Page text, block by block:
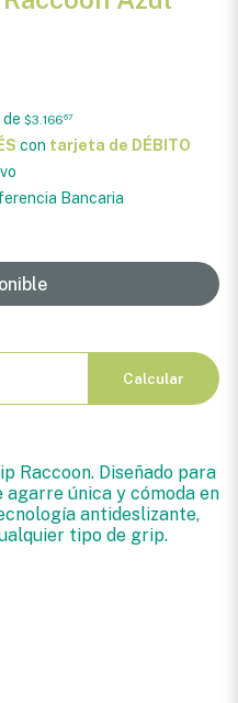
de $3.16667
con tarjeta de DÉBITO
Bancaria
Calcular
Raccoon. Diseñado para
única y cómoda en
antideslizante,
tipo de grip.